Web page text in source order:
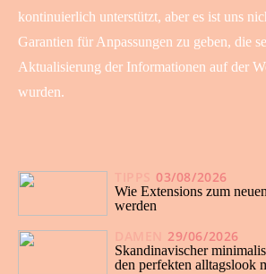
kontinuierlich unterstützt, aber es ist uns
Garantien für Anpassungen zu geben, die
Aktualisierung der Informationen auf der
wurden.
03/08/2026
Wie Extensions zum
werden
29/06/2026
Skandinavischer
den perfekten alltagslook